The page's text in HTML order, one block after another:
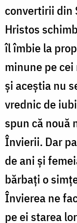
convertirii din
Hristos
îl îmbie la
minune pe
și aceștia nu
vrednic de
spun că nouă
Învierii. Dar
de ani și
bărbați o
Învierea ne
pe ei starea